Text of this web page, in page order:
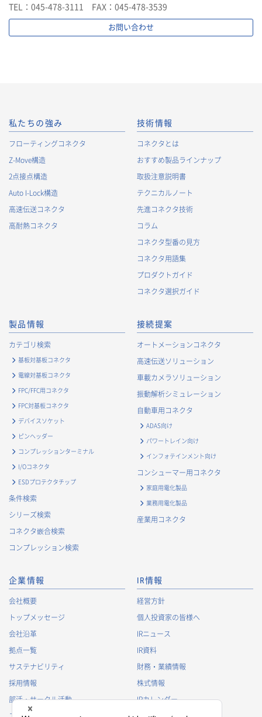
TEL：045-478-3111 FAX：045-478-3539
お問い合わせ
私たちの強み
フローティングコネクタ
Z-Move構造
2点接点構造
Auto I-Lock構造
高速伝送コネクタ
高耐熱コネクタ
技術情報
コネクタとは
おすすめ製品ラインナップ
取扱注意説明書
テクニカルノート
先進コネクタ技術
コラム
コネクタ型番の見方
コネクタ用語集
プロダクトガイド
コネクタ選択ガイド
製品情報
カテゴリ検索
基板対基板コネクタ
電線対基板コネクタ
FPC/FFC用コネクタ
FPC対基板コネクタ
デバイスソケット
ピンヘッダー
コンプレッションターミナル
I/Oコネクタ
ESDプロテクタチップ
条件検索
シリーズ検索
コネクタ嵌合検索
コンプレッション検索
接続提案
オートメーションコネクタ
高速伝送ソリューション
車載カメラソリューション
振動解析シミュレーション
自動車用コネクタ
ADAS向け
パワートレイン向け
インフォテインメント向け
コンシューマー用コネクタ
家庭用電化製品
業務用電化製品
産業用コネクタ
企業情報
会社概要
トップメッセージ
会社沿革
拠点一覧
サステナビリティ
採用情報
部活・サークル活動
IR情報
経営方針
個人投資家の皆様へ
IRニュース
IR資料
財務・業績情報
株式情報
IRカレンダー